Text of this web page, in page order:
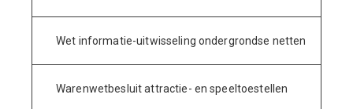
Wet informatie-uitwisseling ondergrondse netten
Warenwetbesluit attractie- en speeltoestellen